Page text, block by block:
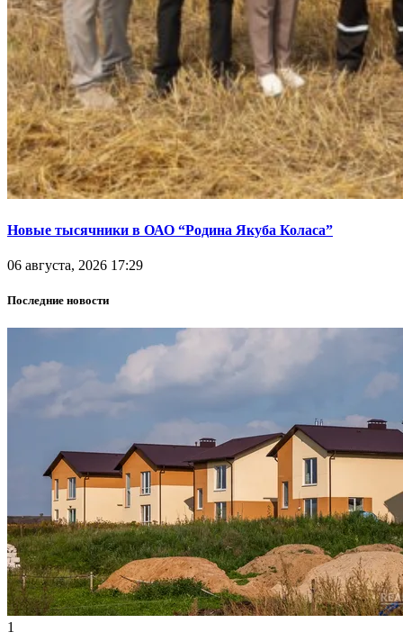
Новые тысячники в ОАО “Родина Якуба Коласа”
06 августа, 2026 17:29
Последние новости
1